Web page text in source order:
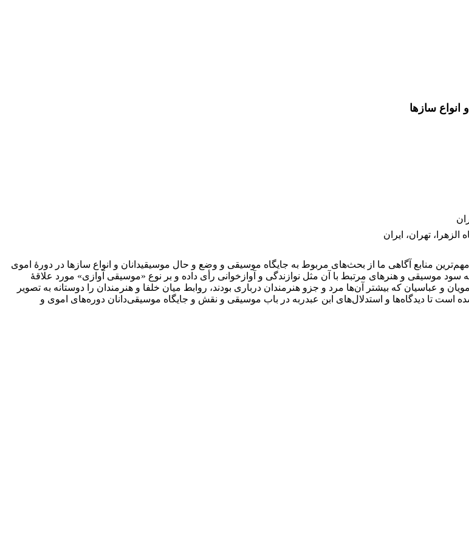
سازها
تهران، ایران
منابع آگاهی ما از بحث‌های مربوط به جایگاه موسیقی و وضع و حال موسیقیدانان و انواع سازها در دورۀ اموی
موسیقی و هنرهای مرتبط با آن مثل نوازندگی و آوازخوانی رأی داده و بر نوع «موسیقی آوازی» مورد علاقۀ
عباسیان که بیشتر آن‌ها مرد و جزو هنرمندان درباری بودند، روابط میان خلفا و هنرمندان را دوستانه به تصویر
تا دیدگاه‌ها و استدلال‌های ابن عبدربه در باب موسیقی و نقش و جایگاه موسیقی‌دانان دوره‌های اموی و